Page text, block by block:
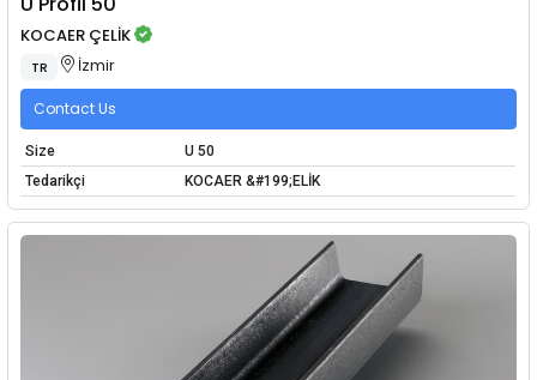
KOCAER ÇELİK
TR İzmir
Contact Us
Size
U 50
Tedarikçi
KOCAER &#199;ELİK